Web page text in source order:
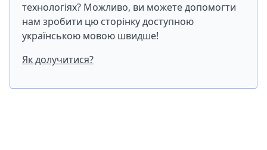
технологіях? Можливо, ви можете допомогти
нам зробити цю сторінку доступною
українською мовою швидше!
Як долучитися?